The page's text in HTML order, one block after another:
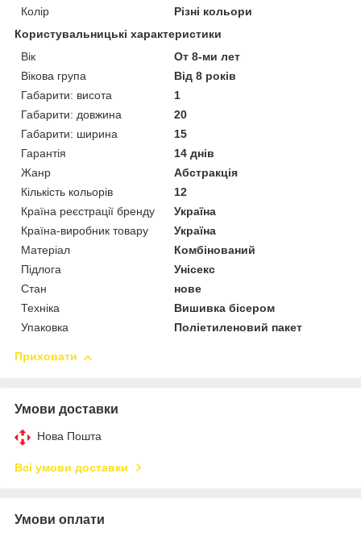
Колір
Різні кольори
Користувальницькі характеристики
Вік
От 8-ми лет
Вікова група
Від 8 років
Габарити: висота
1
Габарити: довжина
20
Габарити: ширина
15
Гарантія
14 днів
Жанр
Абстракція
Кількість кольорів
12
Країна реєстрації бренду
Україна
Країна-виробник товару
Україна
Матеріал
Комбінований
Підлога
Унісекс
Стан
нове
Техніка
Вишивка бісером
Упаковка
Поліетиленовий пакет
Приховати
Умови доставки
Нова Пошта
Всі умови доставки
Умови оплати